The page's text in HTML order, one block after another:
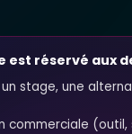
est réservé aux
stage, une
commerciale